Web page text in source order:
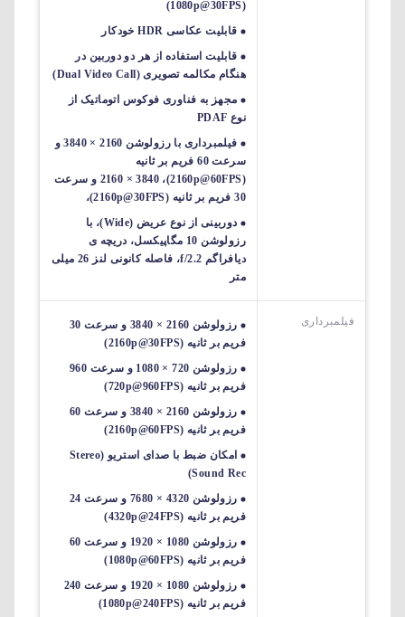
(1080p@30FPS)
قابلیت عکاسی HDR خودکار
قابلیت استفاده از هر دو دوربین در
هنگام مکالمه تصویری (Dual Video Call)
مجهز به فناوری فوکوس اتوماتیک از
نوع PDAF
فیلمبرداری با رزولوشن 2160 × 3840 و
سرعت 60 فریم بر ثانیه
(2160p@60FPS)، 2160 × 3840 و سرعت
30 فریم بر ثانیه (2160p@30FPS)،
دوربینی از نوع عریض (Wide)، با
رزولوشن 10 مگاپیکسل، دریچه ی
دیافراگم f/2.2، فاصله کانونی لنز 26 میلی
متر
فیلمبرداری
رزولوشن 2160 × 3840 و سرعت 30
فریم بر ثانیه (2160p@30FPS)
رزولوشن 720 × 1080 و سرعت 960
فریم بر ثانیه (720p@960FPS)
رزولوشن 2160 × 3840 و سرعت 60
فریم بر ثانیه (2160p@60FPS)
امکان ضبط با صدای استریو (Stereo
Sound Rec)
رزولوشن 4320 × 7680 و سرعت 24
فریم بر ثانیه (4320p@24FPS)
رزولوشن 1080 × 1920 و سرعت 60
فریم بر ثانیه (1080p@60FPS)
رزولوشن 1080 × 1920 و سرعت 240
فریم بر ثانیه (1080p@240FPS)